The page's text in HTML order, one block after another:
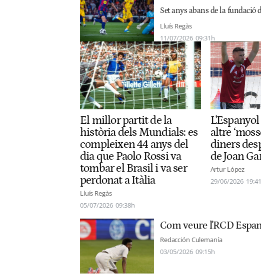
Set anys abans de la fundació
Lluís Regàs
11/07/2026 09:31h
El millor partit de la
història dels Mundials: es
compleixen 44 anys del
dia que Paolo Rossi va
tombar el Brasil i va ser
perdonat a Itàlia
Lluís Regàs
05/07/2026 09:38h
altre
diners
de Joan
Artur López
29/06/2026
Com veure l'RCD
Redacción Culemanía
03/05/2026 09:15h